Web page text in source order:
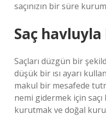
saçınızın bir süre
Saç havluyla
Saçları düzgün bir
düşük bir ısı ayarı
makul bir mesafede
nemi gidermek için
kurutmak ve doğal